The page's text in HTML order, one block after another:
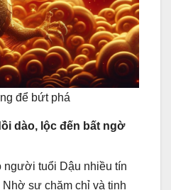
để bứt phá
dào, lộc đến bất ngờ
người tuổi Dậu nhiều tín
sự chăm chỉ và tinh